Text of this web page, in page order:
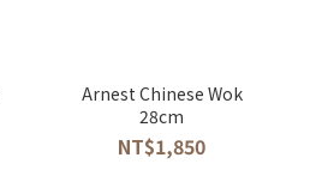
Arnest Chinese Wok
28cm
NT$1,850